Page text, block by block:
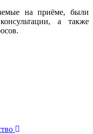
на приёме, были
а также